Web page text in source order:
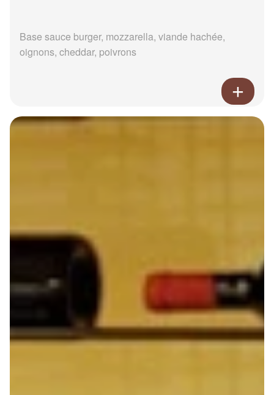
Base sauce burger, mozzarella, viande hachée,
oignons, cheddar, poivrons